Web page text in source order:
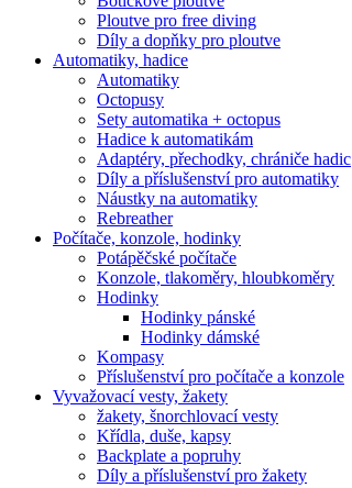
Ploutve pro free diving
Díly a dopňky pro ploutve
Automatiky, hadice
Automatiky
Octopusy
Sety automatika + octopus
Hadice k automatikám
Adaptéry, přechodky, chrániče hadic
Díly a příslušenství pro automatiky
Náustky na automatiky
Rebreather
Počítače, konzole, hodinky
Potápěčské počítače
Konzole, tlakoměry, hloubkoměry
Hodinky
Hodinky pánské
Hodinky dámské
Kompasy
Příslušenství pro počítače a konzole
Vyvažovací vesty, žakety
žakety, šnorchlovací vesty
Křídla, duše, kapsy
Backplate a popruhy
Díly a příslušenství pro žakety